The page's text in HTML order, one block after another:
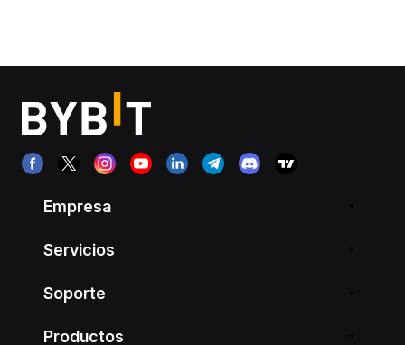
Empresa
Servicios
Soporte
Productos